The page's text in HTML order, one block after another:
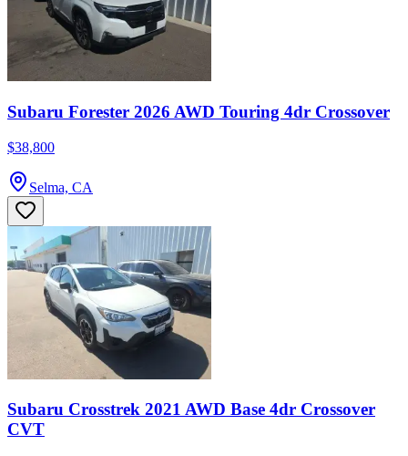
Subaru Forester 2026 AWD Touring 4dr Crossover
$38,800
Selma, CA
Subaru Crosstrek 2021 AWD Base 4dr Crossover
CVT